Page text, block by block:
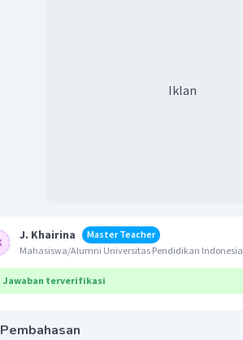
Iklan
J. Khairina
Master Teacher
Mahasiswa/Alumni Universitas Pendidikan Indonesia
Jawaban terverifikasi
Pembahasan